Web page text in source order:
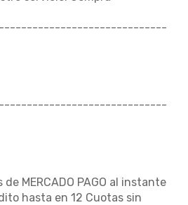
MERCADO PAGO al instante
hasta en 12 Cuotas sin